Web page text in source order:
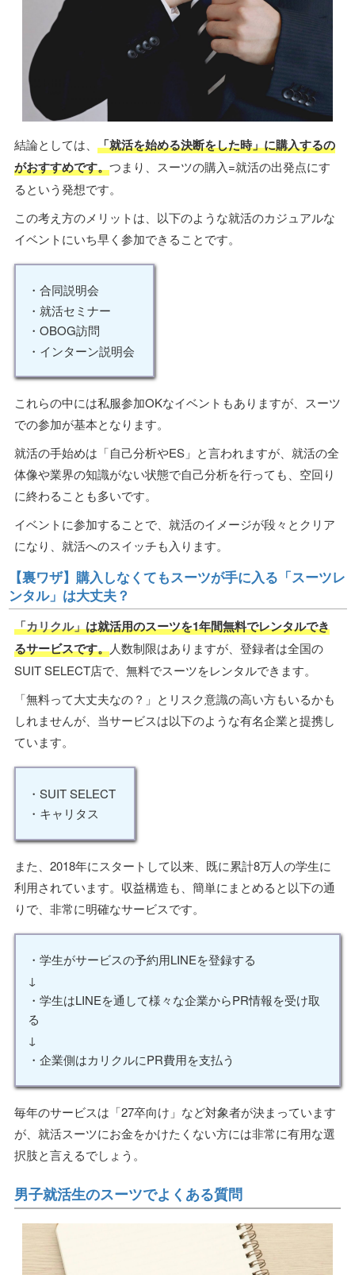
結論としては、 「就活を始める決断をした時」に購入するの
がおすすめです。つまり、スーツの購入=就活の出発点にす
るという発想です。
この考え方のメリットは、以下のような就活のカジュアルな
イベントにいち早く参加できることです。
・合同説明会
・就活セミナー
・OBOG訪問
・インターン説明会
これらの中には私服参加OKなイベントもありますが、スーツ
での参加が基本となります。
就活の手始めは「自己分析やES」と言われますが、就活の全
体像や業界の知識がない状態で自己分析を行っても、空回り
に終わることも多いです。
イベントに参加することで、就活のイメージが段々とクリア
になり、就活へのスイッチも入ります。
【裏ワザ】購入しなくてもスーツが手に入る「スーツレ
ンタル」は大丈夫？
「カリクル」は就活用のスーツを1年間無料でレンタルでき
るサービスです。人数制限はありますが、登録者は全国の
SUIT SELECT店で、無料でスーツをレンタルできます。
「無料って大丈夫なの？」とリスク意識の高い方もいるかも
しれませんが、当サービスは以下のような有名企業と提携し
ています。
・SUIT SELECT
・キャリタス
また、2018年にスタートして以来、既に累計8万人の学生に
利用されています。収益構造も、簡単にまとめると以下の通
りで、非常に明確なサービスです。
・学生がサービスの予約用LINEを登録する
↓
・学生はLINEを通して様々な企業からPR情報を受け取
る
↓
・企業側はカリクルにPR費用を支払う
毎年のサービスは「27卒向け」など対象者が決まっています
が、就活スーツにお金をかけたくない方には非常に有用な選
択肢と言えるでしょう。
男子就活生のスーツでよくある質問